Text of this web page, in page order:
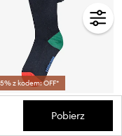
z kodem: OFF*
Bobo Choses rajstopy dziecięce Bobo Jocker
Pobierz